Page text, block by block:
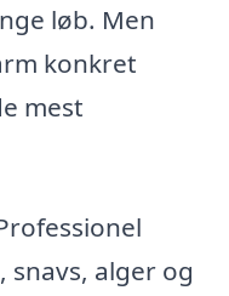
løb. Men
konkret
mest
alger og